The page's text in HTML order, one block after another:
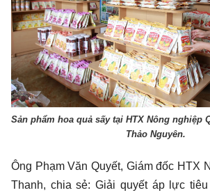
Sản phẩm hoa quả sấy tại HTX Nông nghiệp
Thảo Nguyên.
Ông Phạm Văn Quyết, Giám đốc HTX
Thanh, chia sẻ: Giải quyết áp lực